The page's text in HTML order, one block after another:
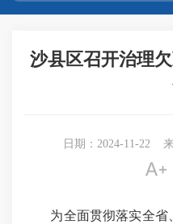
沙县区召开治理
日期：2024-11-22

为全面贯彻落实全省